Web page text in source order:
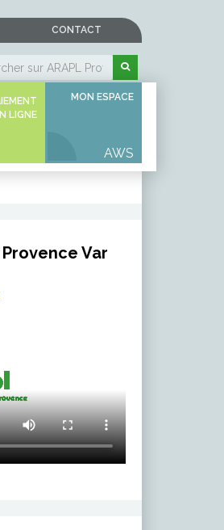
CONTACT
LIGNE
MON ESPACE
Provence Var